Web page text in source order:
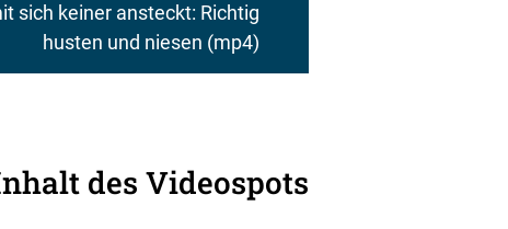
sich keiner ansteckt: Richtig
husten und niesen (mp4)
des Videospots